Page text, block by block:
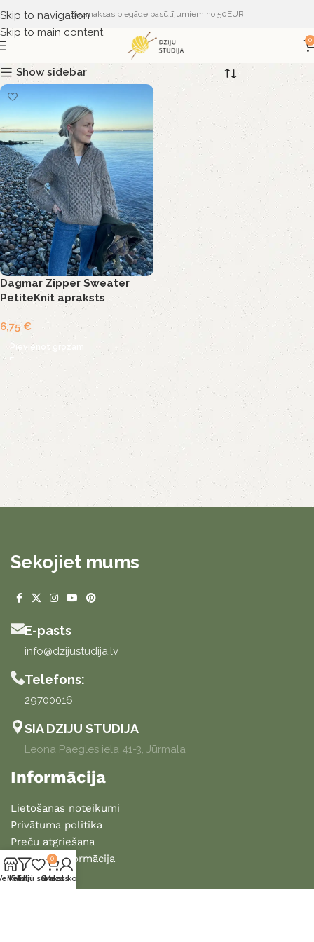
Skip to navigation
Skip to main content
Bezmaksas piegāde pasūtījumiem no 50EUR
0
Show sidebar
Dagmar Zipper Sweater
PetiteKnit apraksts
6,75€
Pievienot grozam
Sekojiet mums
E-pasts
info@dzijustudija.lv
Telefons:
29700016
SIA DZIJU STUDIJA
Leona Paegles iela 41-3, Jūrmala
Informācija
Lietošanas noteikumi
Privātuma politika
Preču atgriešana
Piegādes informācija
Filtri
Vēlmju saraksts
0
Grozs
Mans konts